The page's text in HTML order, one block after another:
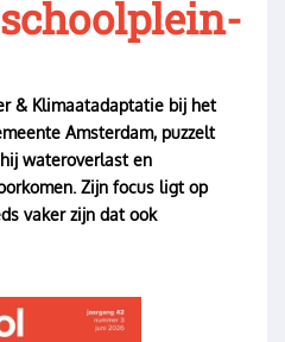
& Klimaatadaptatie bij het
Amsterdam, puzzelt
wateroverlast en
Zijn focus ligt op
vaker zijn dat ook